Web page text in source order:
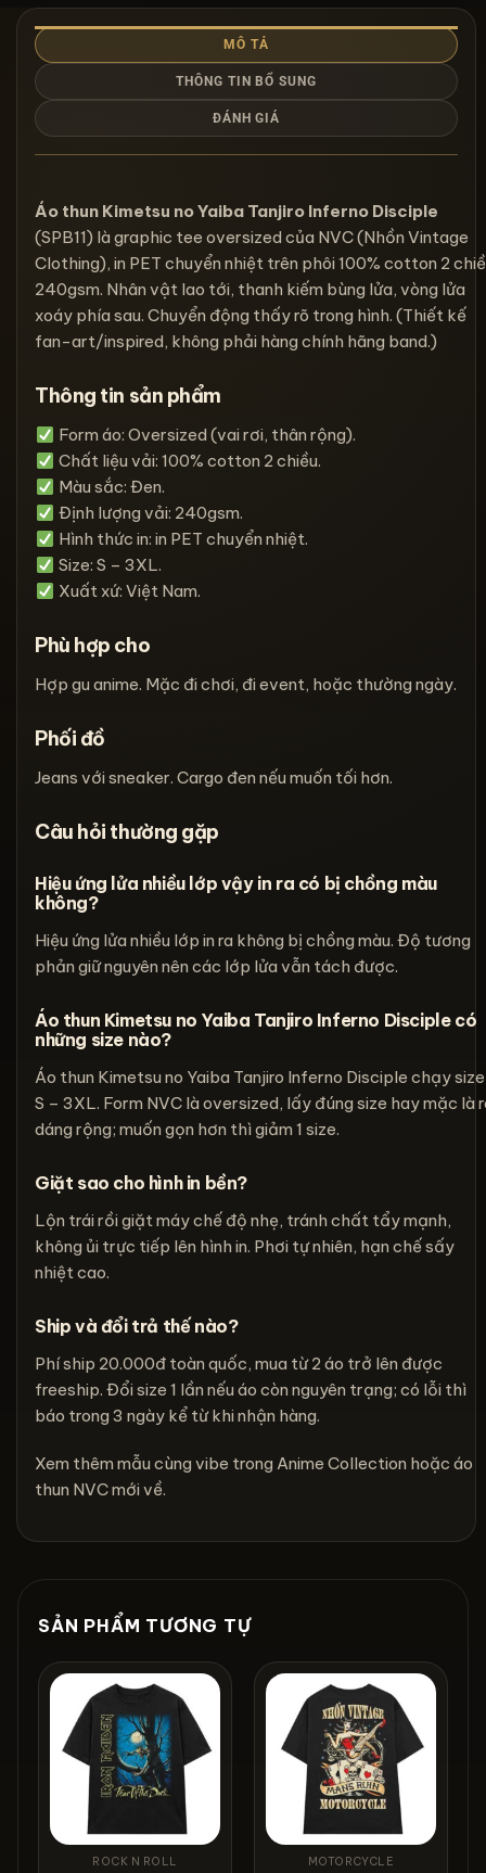
MÔ TẢ
THÔNG TIN BỔ SUNG
ĐÁNH GIÁ
Áo thun Kimetsu no Yaiba Tanjiro Inferno Disciple
(SPB11) là graphic tee oversized của NVC (Nhồn Vintage
Clothing), in PET chuyển nhiệt trên phôi 100% cotton 2
240gsm. Nhân vật lao tới, thanh kiếm bùng lửa, vòng lửa
xoáy phía sau. Chuyển động thấy rõ trong hình. (Thiết kế
fan-art/inspired, không phải hàng chính hãng band.)
Thông tin sản phẩm
Form áo: Oversized (vai rơi, thân rộng).
Chất liệu vải: 100% cotton 2 chiều.
Màu sắc: Đen.
Định lượng vải: 240gsm.
Hình thức in: in PET chuyển nhiệt.
Size: S – 3XL.
Xuất xứ: Việt Nam.
Phù hợp cho
Hợp gu anime. Mặc đi chơi, đi event, hoặc thường ngày.
Phối đồ
Jeans với sneaker. Cargo đen nếu muốn tối hơn.
Câu hỏi thường gặp
Hiệu ứng lửa nhiều lớp vậy in ra có bị chồng màu
không?
Hiệu ứng lửa nhiều lớp in ra không bị chồng màu. Độ tương
phản giữ nguyên nên các lớp lửa vẫn tách được.
Áo thun Kimetsu no Yaiba Tanjiro Inferno Disciple có
những size nào?
Áo thun Kimetsu no Yaiba Tanjiro Inferno Disciple chạy size
S – 3XL. Form NVC là oversized, lấy đúng size hay mặc là
dáng rộng; muốn gọn hơn thì giảm 1 size.
Giặt sao cho hình in bền?
Lộn trái rồi giặt máy chế độ nhẹ, tránh chất tẩy mạnh,
không ủi trực tiếp lên hình in. Phơi tự nhiên, hạn chế sấy
nhiệt cao.
Ship và đổi trả thế nào?
Phí ship 20.000đ toàn quốc, mua từ 2 áo trở lên được
freeship. Đổi size 1 lần nếu áo còn nguyên trạng; có lỗi thì
báo trong 3 ngày kể từ khi nhận hàng.
Xem thêm mẫu cùng vibe trong Anime Collection hoặc áo
thun NVC mới về.
SẢN PHẨM TƯƠNG TỰ
ROCK N ROLL MOTORCYCLE